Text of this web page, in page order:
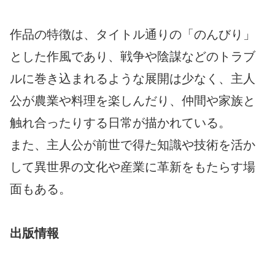
作品の特徴は、タイトル通りの「のんびり」
とした作風であり、戦争や陰謀などのトラブ
ルに巻き込まれるような展開は少なく、主人
公が農業や料理を楽しんだり、仲間や家族と
触れ合ったりする日常が描かれている。
また、主人公が前世で得た知識や技術を活か
して異世界の文化や産業に革新をもたらす場
面もある。
出版情報